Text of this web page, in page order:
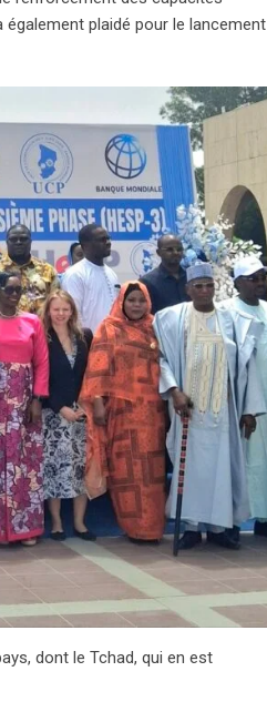
plaidé pour le lancement
dont le Tchad, qui en est